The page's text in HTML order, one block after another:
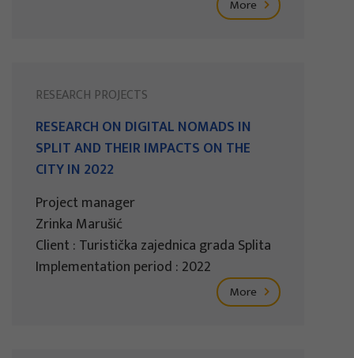
More
RESEARCH PROJECTS
RESEARCH ON DIGITAL NOMADS IN
SPLIT AND THEIR IMPACTS ON THE
CITY IN 2022
Project manager
Zrinka Marušić
Client : Turistička zajednica grada Splita
Implementation period : 2022
More